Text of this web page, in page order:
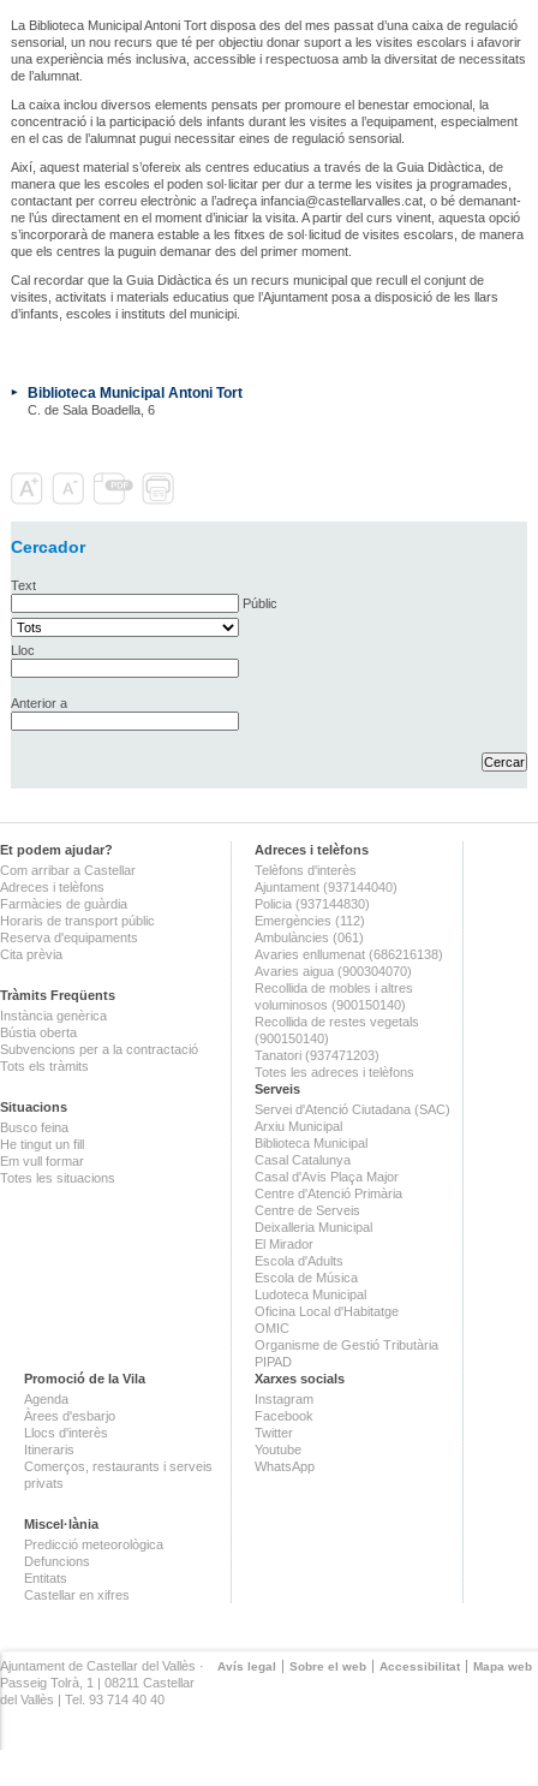
La Biblioteca Municipal Antoni Tort disposa des del mes passat d’una caixa de regulació
sensorial, un nou recurs que té per objectiu donar suport a les visites escolars i afavorir
una experiència més inclusiva, accessible i respectuosa amb la diversitat de necessitats
de l’alumnat.
La caixa inclou diversos elements pensats per promoure el benestar emocional, la
concentració i la participació dels infants durant les visites a l’equipament, especialment
en el cas de l’alumnat pugui necessitar eines de regulació sensorial.
Així, aquest material s’ofereix als centres educatius a través de la Guia Didàctica, de
manera que les escoles el poden sol·licitar per dur a terme les visites ja programades,
contactant per correu electrònic a l’adreça infancia@castellarvalles.cat, o bé demanant-
ne l’ús directament en el moment d’iniciar la visita. A partir del curs vinent, aquesta opció
s’incorporarà de manera estable a les fitxes de sol·licitud de visites escolars, de manera
que els centres la puguin demanar des del primer moment.
Cal recordar que la Guia Didàctica és un recurs municipal que recull el conjunt de
visites, activitats i materials educatius que l’Ajuntament posa a disposició de les llars
d’infants, escoles i instituts del municipi.
Biblioteca Municipal Antoni Tort
C. de Sala Boadella, 6
Cercador
Text
Públic
Lloc
Anterior a
Et podem ajudar?
Com arribar a Castellar
Adreces i telèfons
Farmàcies de guàrdia
Horaris de transport públic
Reserva d'equipaments
Cita prèvia
Tràmits Freqüents
Instància genèrica
Bústia oberta
Subvencions per a la contractació
Tots els tràmits
Situacions
Busco feina
He tingut un fill
Em vull formar
Totes les situacions
Adreces i telèfons
Telèfons d'interès
Ajuntament (937144040)
Policia (937144830)
Emergències (112)
Ambulàncies (061)
Avaries enllumenat (686216138)
Avaries aigua (900304070)
Recollida de mobles i altres
voluminosos (900150140)
Recollida de restes vegetals
(900150140)
Tanatori (937471203)
Totes les adreces i telèfons
Serveis
Servei d'Atenció Ciutadana (SAC)
Arxiu Municipal
Biblioteca Municipal
Casal Catalunya
Casal d'Avis Plaça Major
Centre d'Atenció Primària
Centre de Serveis
Deixalleria Municipal
El Mirador
Escola d'Adults
Escola de Música
Ludoteca Municipal
Oficina Local d'Habitatge
OMIC
Organisme de Gestió Tributària
PIPAD
Promoció de la Vila
Agenda
Àrees d'esbarjo
Llocs d'interès
Itineraris
Comerços, restaurants i serveis
privats
Miscel·lània
Predicció meteorològica
Defuncions
Entitats
Castellar en xifres
Xarxes socials
Instagram
Facebook
Twitter
Youtube
WhatsApp
Avís legal Sobre el web Accessibilitat Mapa web
Ajuntament de Castellar del Vallès ·
Passeig Tolrà, 1 | 08211 Castellar
del Vallès | Tel. 93 714 40 40